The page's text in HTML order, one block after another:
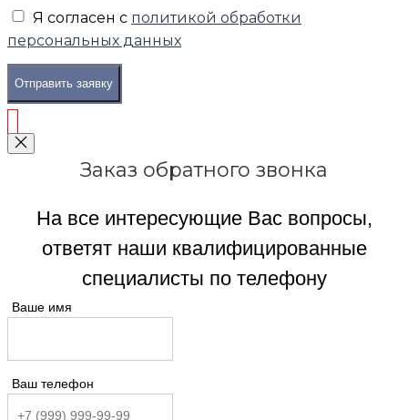
Я согласен с политикой обработки
персональных данных
Отправить заявку
Заказ обратного звонка
На все интересующие Вас вопросы,
ответят наши квалифицированные
специалисты по телефону
Ваше имя
Ваш телефон